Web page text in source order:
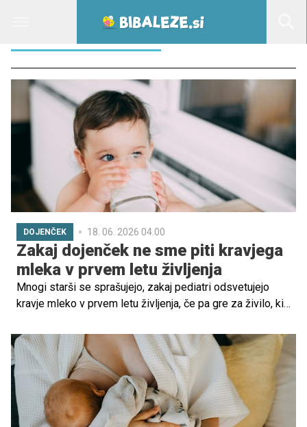
MLEČNA FORMULA
DOJENČEK 18. 06. 2026 04.00
Zakaj dojenček ne sme piti kravjega
mleka v prvem letu življenja
Mnogi starši se sprašujejo, zakaj pediatri odsvetujejo
kravje mleko v prvem letu življenja, če pa gre za živilo, ki
bi bilo kravje mleko škodljivo samo po sebi, temveč v
tem, da ni prilagojeno prehranskim potrebam dojenčka.